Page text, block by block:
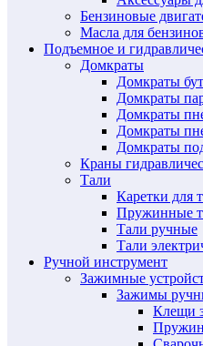
Бензиновые
Масла для
Подъемное и
Домкраты
Домкраты
Домкраты
Домкраты
Домкраты
Домкраты
Краны
Тали
Каретки для
Пружинные
Тали ручные
Тали
Ручной инструмент
Зажимные
Зажимы
Клещи